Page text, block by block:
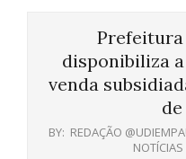
disponibiliza
venda
BY: REDAÇÃO